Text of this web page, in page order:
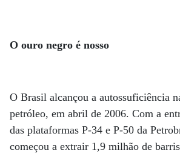
O ouro negro é nosso
O Brasil alcançou a autossuficiência
petróleo, em abril de 2006. Com a
das plataformas P-34 e P-50 da
começou a extrair 1,9 milhão de